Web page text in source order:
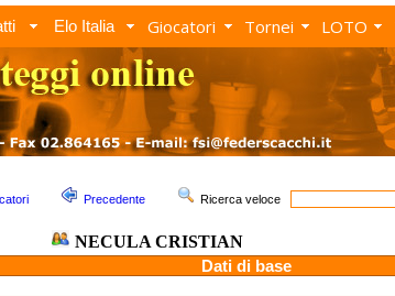
Elo Italia Giocatori Tornei LOTO
Precedente Ricerca veloce
NECULA CRISTIAN
Dati di base